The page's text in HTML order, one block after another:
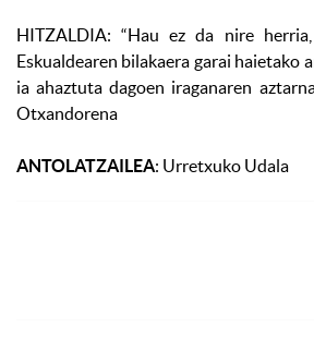
HITZALDIA: “Hau ez da nire
Eskualdearen bilakaera garai haietako
ia ahaztuta dagoen iraganaren
Otxandorena
ANTOLATZAILEA: Urretxuko Udala